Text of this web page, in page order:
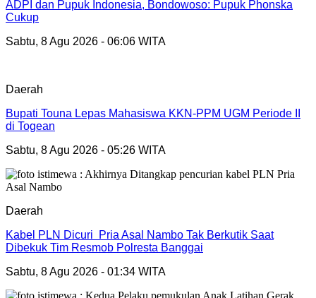
ADPI dan Pupuk Indonesia, Bondowoso: Pupuk Phonska
Cukup
Sabtu, 8 Agu 2026 - 06:06 WITA
Daerah
Bupati Touna Lepas Mahasiswa KKN-PPM UGM Periode II
di Togean
Sabtu, 8 Agu 2026 - 05:26 WITA
Daerah
Kabel PLN Dicuri Pria Asal Nambo Tak Berkutik Saat
Dibekuk Tim Resmob Polresta Banggai
Sabtu, 8 Agu 2026 - 01:34 WITA